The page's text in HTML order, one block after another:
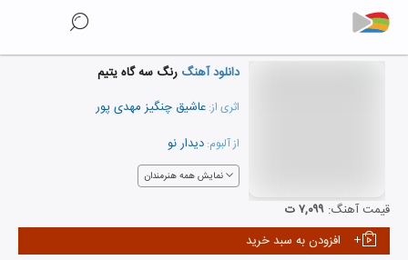
دانلود آهنگ رنگ سه گاه یتیم
اثری از: عاشیق چنگیز مهدی پور
از آلبوم: دیدار نو
نمایش همه هنرمندان
قیمت آهنگ: ۷,۰۹۹ ت
افزودن به سبد خرید